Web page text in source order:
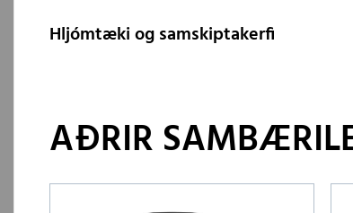
Hljómtæki og samskiptakerfi
AÐRIR